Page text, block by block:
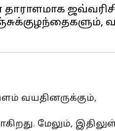
தாராளமாக
வயதினருக்கும்,
மேலும்,